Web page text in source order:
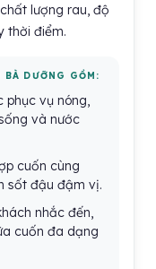
lượng rau, độ
thời điểm.
DƯỠNG GỒM:
phục vụ nóng,
và nước
cuốn cùng
sốt đậu đậm vị.
nhắc đến,
cuốn đa dạng